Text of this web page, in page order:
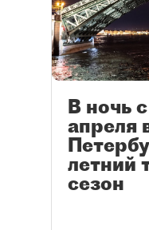
В ночь
апреля
летний
сезон